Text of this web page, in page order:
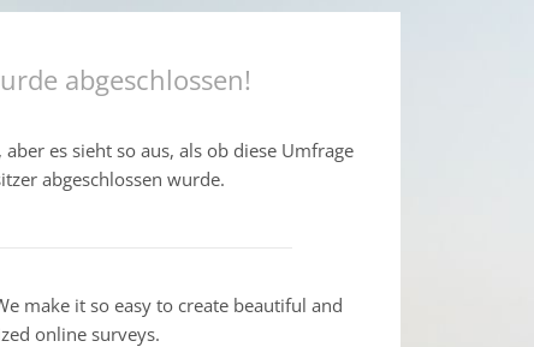
abgeschlossen!
es sieht so aus, als ob diese Umfrage
abgeschlossen wurde.
make it so easy to create beautiful and
online surveys.